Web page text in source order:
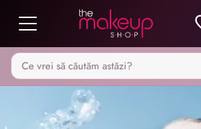
Caută pe MakeupShop